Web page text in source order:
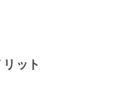
ット